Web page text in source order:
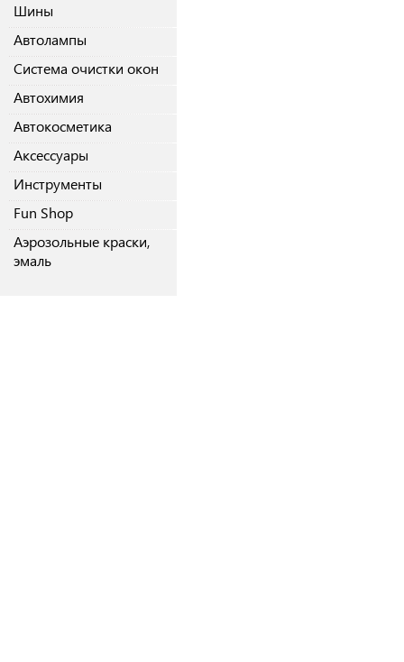
Шины
Автолампы
Система очистки окон
Автохимия
Автокосметика
Аксессуары
Инструменты
Fun Shop
Аэрозольные краски,
эмаль